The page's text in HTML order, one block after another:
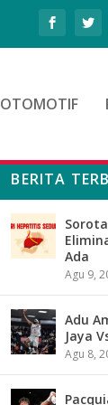
OTOMOTIF
BERITA
Ada
Agu 9,
Adu
Jaya
Agu 8,